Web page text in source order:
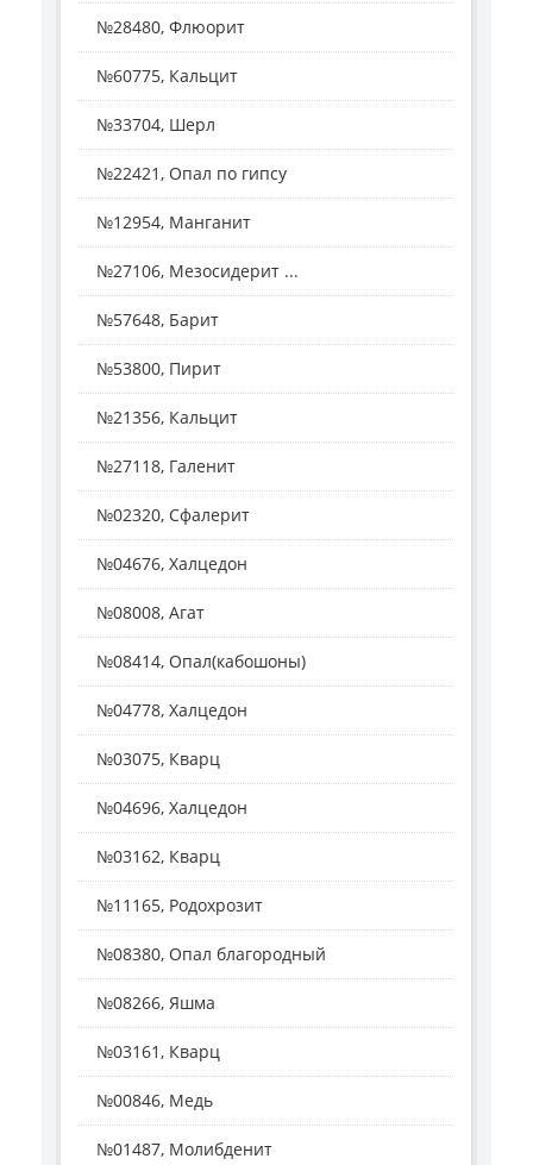
№28480, Флюорит
№60775, Кальцит
№33704, Шерл
№22421, Опал по гипсу
№12954, Манганит
№27106, Мезосидерит ...
№57648, Барит
№53800, Пирит
№21356, Кальцит
№27118, Галенит
№02320, Сфалерит
№04676, Халцедон
№08008, Агат
№08414, Опал(кабошоны)
№04778, Халцедон
№03075, Кварц
№04696, Халцедон
№03162, Кварц
№11165, Родохрозит
№08380, Опал благородный
№08266, Яшма
№03161, Кварц
№00846, Медь
№01487, Молибденит